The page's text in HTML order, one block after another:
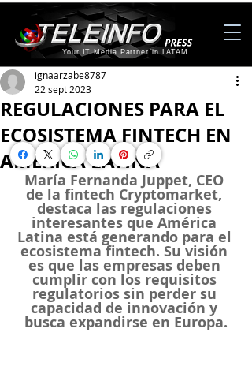
Your IT Media Partner in LATAM
REGULACIONES PARA EL
ECOSISTEMA FINTECH EN
AMÉRICA LATINA
ignaarzabe8787
22 sept 2023
María Fernanda Juppet, CEO
de la fintech Cryptomarket,
destaca las regulaciones
interesantes que América
Latina está generando para el
ecosistema fintech. Su visión
es que las empresas deben
cumplir con los requisitos
regulatorios sin perder su
capacidad de innovación y
busca expandirse en Europa.